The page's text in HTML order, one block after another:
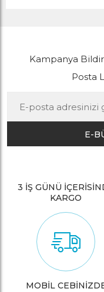
Kampanya
Posta
E-
3 İŞ GÜNÜ
KARGO
MOBİL